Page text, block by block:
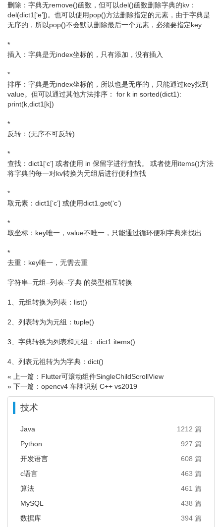
删除：字典无remove()函数，但可以del()函数删除字典的kv：
del(dict1[‘e’])。也可以使用pop()方法删除指定的元素，由于字典是
无序的，所以pop()不会默认删除最后一个元素，必须要指定key
*
插入：字典是无index坐标的，只有添加，没有插入
*
排序：字典是无index坐标的，所以也是无序的，只能通过key找到
value。但可以通过其他方法排序： for k in sorted(dict1):
print(k,dict1[k])
*
反转：(无序不可反转)
*
查找：dict1[‘c’] 或者使用 in 保留字进行查找。 或者使用items()方法
将字典的每一对kv转换为元组后进行便利查找
*
取元素：dict1[‘c’] 或使用dict1.get(‘c’)
*
取坐标：key唯一，value不唯一，只能通过循环便利字典来找出
*
去重：key唯一，无需去重
字符串–元组–列表–字典 的类型相互转换
1、元组转换为列表：list()
2、列表转为为元组：tuple()
3、字典转换为列表和元组： dict1.items()
4、列表元祖转为为字典：dict()
« 上一篇：Flutter可滚动组件SingleChildScrollView
» 下一篇：opencv4 车牌识别 C++ vs2019
技术
Java
1212 篇
Python
927 篇
开发语言
608 篇
c语言
463 篇
算法
461 篇
MySQL
438 篇
数据库
394 篇